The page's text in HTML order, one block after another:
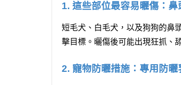
1. 這些部位最容易曬傷：
短毛犬、白毛犬，以及狗狗的鼻
擊目標。曬傷後可能出現狂抓、
2. 寵物防曬措施：專用防曬